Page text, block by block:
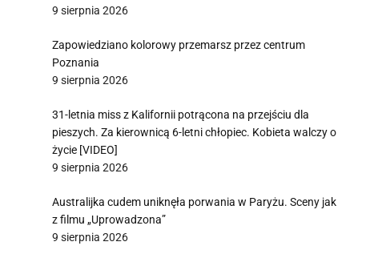
9 sierpnia 2026
Zapowiedziano kolorowy przemarsz przez centrum
Poznania
9 sierpnia 2026
31-letnia miss z Kalifornii potrącona na przejściu dla
pieszych. Za kierownicą 6-letni chłopiec. Kobieta walczy o
życie [VIDEO]
9 sierpnia 2026
Australijka cudem uniknęła porwania w Paryżu. Sceny jak
z filmu „Uprowadzona”
9 sierpnia 2026